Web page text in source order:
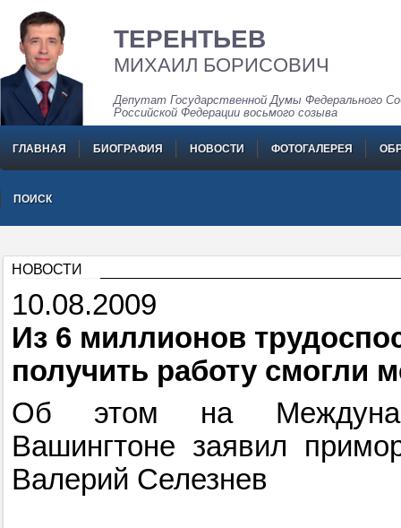
ТЕРЕНТЬЕВ
МИХАИЛ БОРИСОВИЧ
Депутат Государственной Думы Федерального
Российской Федерации восьмого созыва
ГЛАВНАЯ БИОГРАФИЯ НОВОСТИ ФОТОГАЛЕРЕЯ
ПОИСК
НОВОСТИ
10.08.2009
Из 6 миллионов
получить работу смогли
Об этом на
Вашингтоне заявил
Валерий Селезнев